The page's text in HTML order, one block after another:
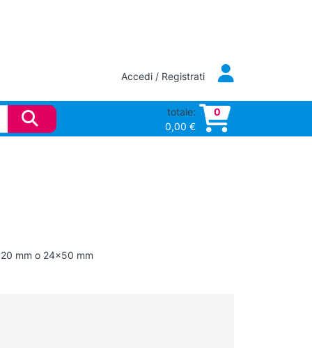
Accedi / Registrati
totale:
0,00 €
0
mm o 24×50 mm